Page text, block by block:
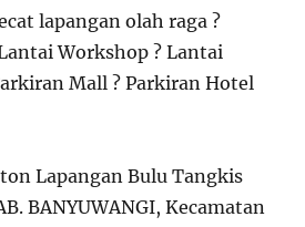
lapangan olah raga ?
Workshop ? Lantai
Mall ? Parkiran Hotel
Lapangan Bulu Tangkis
BANYUWANGI, Kecamatan